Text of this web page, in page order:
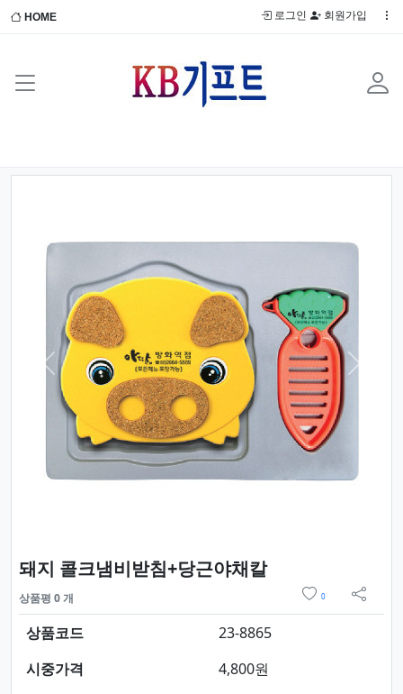
HOME 로그인 회원가입
Previous Next
돼지 콜크냄비받침+당근야채칼요약정보 및 구매
상품평 0 개 0
sns 공
상품코드
23-8865
시중가격
4,800원